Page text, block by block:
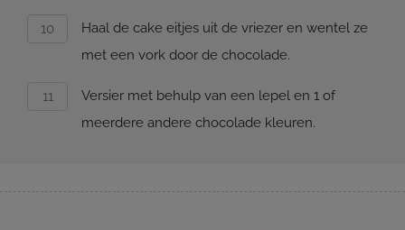
Haal de cake eitjes uit de vriezer en wentel ze
met een vork door de chocolade.
Versier met behulp van een lepel en 1 of
meerdere andere chocolade kleuren.